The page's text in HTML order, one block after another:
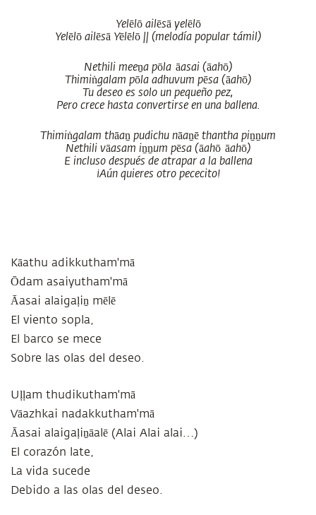
Yelēlō ailēsā yelēlō
Yelēlō ailēsā Yēlēlō || (melodía popular támil)
Nethili meeṉa pōla āasai (āahō)
Thimiṅgalam pōla adhuvum pēsa (āahō)
Tu deseo es solo un pequeño pez,
Pero crece hasta convertirse en una ballena.
Thimiṅgalam thāaṉ pudichu nāaṉē thantha piṉṉum
Nethili vāasam iṉṉum pēsa (āahō āahō)
E incluso después de atrapar a la ballena
¡Aún quieres otro pececito!
Kāathu adikkutham'mā
Ōdam asaiyutham'mā
Āasai alaigaḷiṉ mēlē
El viento sopla,
El barco se mece
Sobre las olas del deseo.
Uḷḷam thudikutham'mā
Vāazhkai nadakkutham'mā
Āasai alaigaḷiṉāalē (Alai Alai alai…)
El corazón late,
La vida sucede
Debido a las olas del deseo.